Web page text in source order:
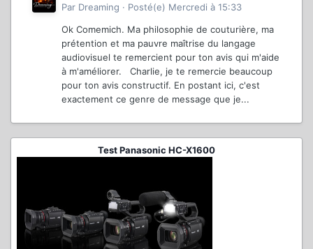
Par Dreaming · Posté(e) Mercredi à 15:33
Ok Comemich. Ma philosophie de couturière, ma
prétention et ma pauvre maîtrise du langage
audiovisuel te remercient pour ton avis qui m'aide
à m'améliorer. Charlie, je te remercie beaucoup
pour ton avis constructif. En postant ici, c'est
exactement ce genre de message que je...
Test Panasonic HC-X1600